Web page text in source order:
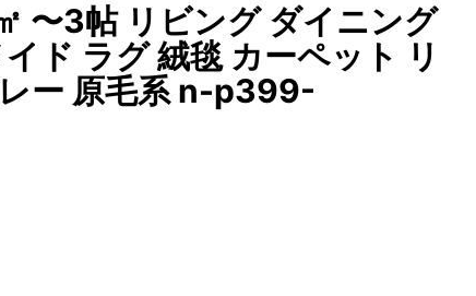
〜3帖 リビング ダイニング
ド ラグ 絨毯 カーペット リ
ー 原毛系 n-p399-